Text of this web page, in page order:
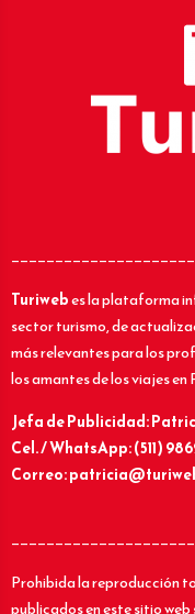
Turiwebes la plataforma
sector turismo, de
más relevantes para los
los amantes de los viajes en
Jefa de Publicidad:
Cel. / WhatsApp: (511)
Correo:
Prohibida la reproducción
publicados en este sitio